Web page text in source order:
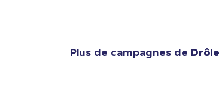
Plus de campagnes de Drôle